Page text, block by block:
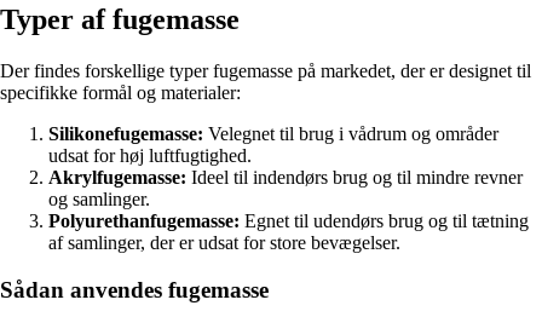
Typer af fugemasse
Der findes forskellige typer fugemasse på markedet, der er designet til
specifikke formål og materialer:
Silikonefugemasse: Velegnet til brug i vådrum og områder
udsat for høj luftfugtighed.
Akrylfugemasse: Ideel til indendørs brug og til mindre revner
og samlinger.
Polyurethanfugemasse: Egnet til udendørs brug og til tætning
af samlinger, der er udsat for store bevægelser.
Sådan anvendes fugemasse